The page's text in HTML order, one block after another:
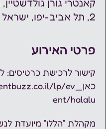
קאנטרי גורן
2, תל אביב-יפו, ישראל
פרטי האירוע
קישור לרכישת כרטיסים:
כאן_ lp/ev
ent/halalu
מקהלת ״הללו״ מיועדת